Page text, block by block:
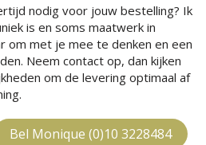
nodig voor jouw bestelling? Ik
is en soms maatwerk in
om met je mee te denken en een
Neem contact op, dan kijken
om de levering optimaal af
Bel Monique (0)10 3228484